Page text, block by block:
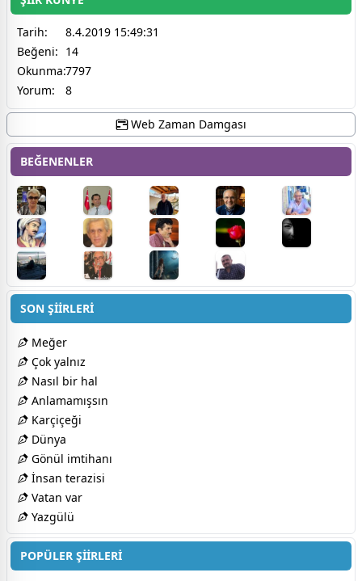
Tarih:
8.4.2019 15:49:31
Beğeni: 14
Okunma:7797
Yorum:
8
Web Zaman Damgası
BEĞENENLER
SON ŞİİRLERİ
Meğer
Çok yalnız
Nasıl bir hal
Anlamamışsın
Karçiçeği
Dünya
Gönül imtihanı
İnsan terazisi
Vatan var
Yazgülü
POPÜLER ŞİİRLERİ